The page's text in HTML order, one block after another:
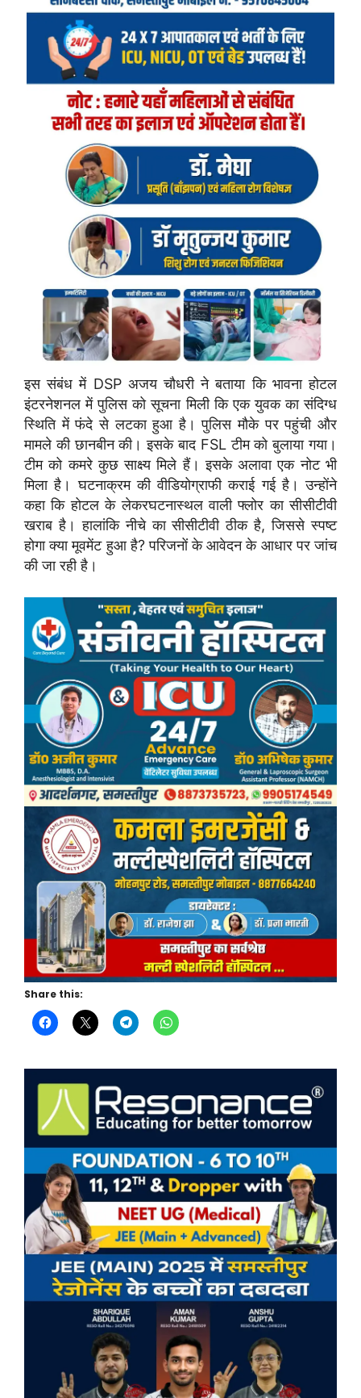
इस संबंध में DSP अजय चौधरी ने बताया कि भावना होटल
इंटरनेशनल में पुलिस को सूचना मिली कि एक युवक का संदिग्ध
स्थिति में फंदे से लटका हुआ है। पुलिस मौके पर पहुंची और
मामले की छानबीन की। इसके बाद FSL टीम को बुलाया गया।
टीम को कमरे कुछ साक्ष्य मिले हैं। इसके अलावा एक नोट भी
मिला है। घटनाक्रम की वीडियोग्राफी कराई गई है। उन्होंने
कहा कि होटल के लेकरघटनास्थल वाली फ्लोर का सीसीटीवी
खराब है। हालांकि नीचे का सीसीटीवी ठीक है, जिससे स्पष्ट
होगा क्या मूवमेंट हुआ है? परिजनों के आवेदन के आधार पर जांच
की जा रही है।
Share this: